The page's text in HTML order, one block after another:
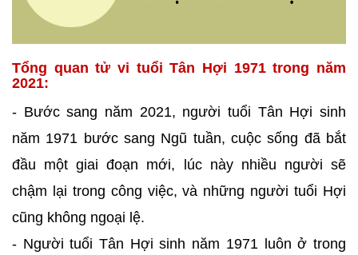
Tổng quan tử vi tuổi Tân Hợi 1971 trong năm
2021:
- Bước sang năm 2021, người tuổi Tân Hợi sinh
năm 1971 bước sang Ngũ tuần, cuộc sống đã bắt
đầu một giai đoạn mới, lúc này nhiều người sẽ
chậm lại trong công việc, và những người tuổi Hợi
cũng không ngoại lệ.
- Người tuổi Tân Hợi sinh năm 1971 luôn ở trong